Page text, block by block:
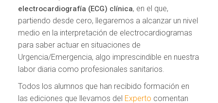
electrocardiografía (ECG) clínica, en el que,
partiendo desde cero, llegaremos a alcanzar un nivel
medio en la interpretación de electrocardiogramas
para saber actuar en situaciones de
Urgencia/Emergencia, algo imprescindible en nuestra
labor diaria como profesionales sanitarios.
Todos los alumnos que han recibido formación en
las ediciones que llevamos del Experto comentan